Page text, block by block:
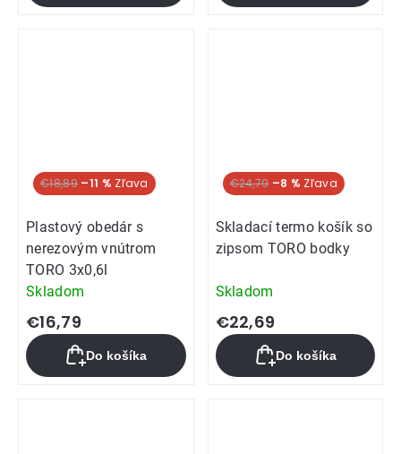
5,0
€18,89 –11 %
Plastový obedár s
nerezovým vnútrom
TORO 3x0,6l
Skladom
€16,79
Do košíka
€24,79 –8 %
Skladací termo košík so
zipsom TORO bodky
Skladom
€22,69
Do košíka